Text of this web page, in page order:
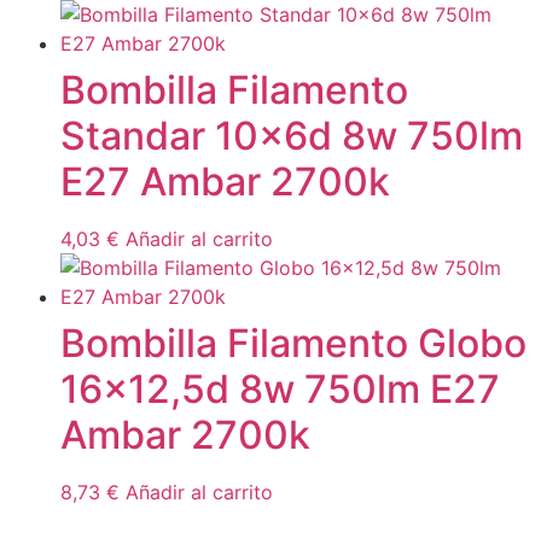
Bombilla Filamento
Standar 10x6d 8w 750lm
E27 Ambar 2700k
4,03 € Añadir al carrito
Bombilla Filamento Globo
16×12,5d 8w 750lm E27
Ambar 2700k
8,73 € Añadir al carrito